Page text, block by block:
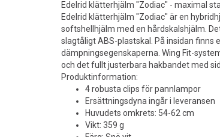
Edelrid klätterhjälm "Zodiac" - maximal
Edelrid klätterhjälm "Zodiac" är en
softshellhjälm med en hårdskalshjälm.
slagtåligt ABS-plastskal. På insidan finns
dämpningsegenskaperna. Wing Fit-
och det fullt justerbara hakbandet med
Produktinformation:
4 robusta clips för pannlampor
Ersättningsdyna ingår i leveransen
Huvudets omkrets: 54-62 cm
Vikt: 359 g